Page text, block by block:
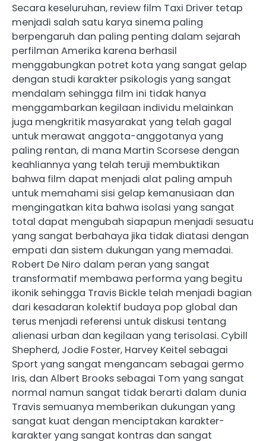
Secara keseluruhan, review film Taxi Driver tetap
menjadi salah satu karya sinema paling
berpengaruh dan paling penting dalam sejarah
perfilman Amerika karena berhasil
menggabungkan potret kota yang sangat gelap
dengan studi karakter psikologis yang sangat
mendalam sehingga film ini tidak hanya
menggambarkan kegilaan individu melainkan
juga mengkritik masyarakat yang telah gagal
untuk merawat anggota-anggotanya yang
paling rentan, di mana Martin Scorsese dengan
keahliannya yang telah teruji membuktikan
bahwa film dapat menjadi alat paling ampuh
untuk memahami sisi gelap kemanusiaan dan
mengingatkan kita bahwa isolasi yang sangat
total dapat mengubah siapapun menjadi sesuatu
yang sangat berbahaya jika tidak diatasi dengan
empati dan sistem dukungan yang memadai.
Robert De Niro dalam peran yang sangat
transformatif membawa performa yang begitu
ikonik sehingga Travis Bickle telah menjadi bagian
dari kesadaran kolektif budaya pop global dan
terus menjadi referensi untuk diskusi tentang
alienasi urban dan kegilaan yang terisolasi. Cybill
Shepherd, Jodie Foster, Harvey Keitel sebagai
Sport yang sangat mengancam sebagai germo
Iris, dan Albert Brooks sebagai Tom yang sangat
normal namun sangat tidak berarti dalam dunia
Travis semuanya memberikan dukungan yang
sangat kuat dengan menciptakan karakter-
karakter yang sangat kontras dan sangat